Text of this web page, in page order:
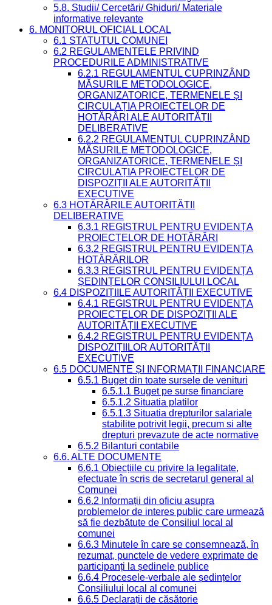
5.8. Studii/ Cercetări/ Ghiduri/ Materiale
informative relevante
6. MONITORUL OFICIAL LOCAL
6.1 STATUTUL COMUNEI
6.2 REGULAMENTELE PRIVIND
PROCEDURILE ADMINISTRATIVE
6.2.1 REGULAMENTUL CUPRINZÂND
MĂSURILE METODOLOGICE,
ORGANIZATORICE, TERMENELE ȘI
CIRCULAȚIA PROIECTELOR DE
HOTĂRÂRI ALE AUTORITĂȚII
DELIBERATIVE
6.2.2 REGULAMENTUL CUPRINZÂND
MĂSURILE METODOLOGICE,
ORGANIZATORICE, TERMENELE ȘI
CIRCULAȚIA PROIECTELOR DE
DISPOZIȚII ALE AUTORITĂȚII
EXECUTIVE
6.3 HOTĂRÂRILE AUTORITĂȚII
DELIBERATIVE
6.3.1 REGISTRUL PENTRU EVIDENȚA
PROIECTELOR DE HOTĂRÂRI
6.3.2 REGISTRUL PENTRU EVIDENȚA
HOTĂRÂRILOR
6.3.3 REGISTRUL PENTRU EVIDENȚA
ȘEDINȚELOR CONSILIULUI LOCAL
6.4 DISPOZIȚIILE AUTORITĂȚII EXECUTIVE
6.4.1 REGISTRUL PENTRU EVIDENȚA
PROIECTELOR DE DISPOZIȚII ALE
AUTORITĂȚII EXECUTIVE
6.4.2 REGISTRUL PENTRU EVIDENȚA
DISPOZIȚIILOR AUTORITĂȚII
EXECUTIVE
6.5 DOCUMENTE ȘI INFORMAȚII FINANCIARE
6.5.1 Buget din toate sursele de venituri
6.5.1.1 Buget pe surse financiare
6.5.1.2 Situatia platilor
6.5.1.3 Situatia drepturilor salariale
stabilite potrivit legii, precum si alte
drepturi prevazute de acte normative
6.5.2 Bilanturi contabile
6.6. ALTE DOCUMENTE
6.6.1 Obiecțiile cu privire la legalitate,
efectuate în scris de secretarul general al
Comunei
6.6.2 Informații din oficiu asupra
problemelor de interes public care urmează
să fie dezbătute de Consiliul local al
comunei
6.6.3 Minutele în care se consemnează, în
rezumat, punctele de vedere exprimate de
participanți la ședinele publice
6.6.4 Procesele-verbale ale ședințelor
Consiliului local al comunei
6.6.5 Declarații de căsătorie